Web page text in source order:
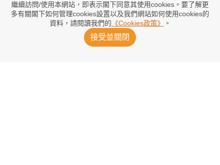
繼續訪問/使用本網站，即表示閣下同意其使用cookies。要了解更
多有關閣下如何管理cookies設置以及我們網站如何使用cookies的
資料，請閱讀我們的 《Cookies政策》 。
接受並關閉
摩佬諗計 阿奴「變身」中場發電機？
2026/08/06 19:23